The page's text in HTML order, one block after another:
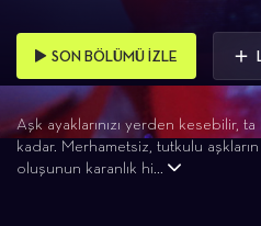
SON BÖLÜMÜ İZLE
Aşk ayaklarınızı yerden kesebilir,
kadar. Merhametsiz, tutkulu
oluşunun karanlık hi...